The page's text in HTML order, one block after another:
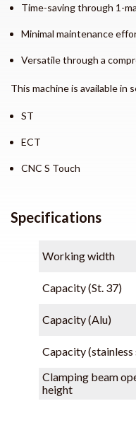
Time-saving through 1-
Minimal maintenance
Versatile through a
This machine is available in
ST
ECT
CNC S Touch
Specifications
Working width
Capacity (St. 37)
Capacity (Alu)
Capacity (stainless
Clamping beam
height